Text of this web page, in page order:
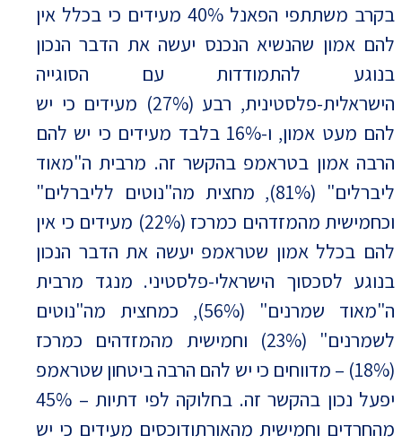
בקרב משתתפי הפאנל 40% מעידים כי בכלל אין
להם אמון שהנשיא הנכנס יעשה את הדבר הנכון
בנוגע להתמודדות עם הסוגייה
הישראלית-פלסטינית, רבע (27%) מעידים כי יש
להם מעט אמון, ו-16% בלבד מעידים כי יש להם
הרבה אמון בטראמפ בהקשר זה. מרבית ה"מאוד
ליברלים" (81%), מחצית מה"נוטים לליברלים"
וכחמישית מהמזדהים כמרכז (22%) מעידים כי אין
להם בכלל אמון שטראמפ יעשה את הדבר הנכון
בנוגע לסכסוך הישראלי-פלסטיני. מנגד מרבית
ה"מאוד שמרנים" (56%), כמחצית מה"נוטים
לשמרנים" (23%) וחמישית מהמזדהים כמרכז
(18%) – מדווחים כי יש להם הרבה ביטחון שטראמפ
יפעל נכון בהקשר זה. בחלוקה לפי דתיות – 45%
מהחרדים וחמישית מהאורתודוכסים מעידים כי יש